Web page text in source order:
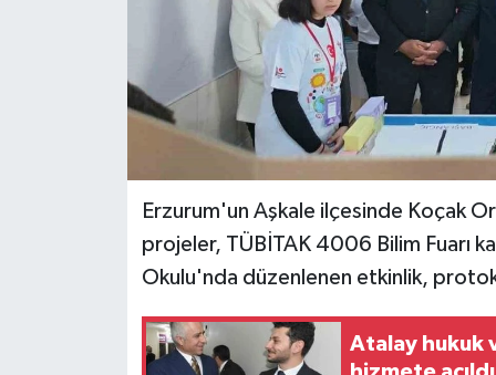
Erzurum'un Aşkale ilçesinde Koçak
projeler, TÜBİTAK 4006 Bilim Fuarı
Okulu'nda düzenlenen etkinlik,
Atalay hukuk